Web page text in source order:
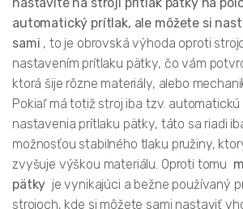
automatický prítlak, ale môžete si
sami , to je obrovská výhoda oproti
nastavením prítlaku pätky, čo vám
ktorá šije rôzne materiály, alebo
Pokiaľ má totiž stroj iba tzv.
nastavenia prítlaku pätky, táto sa riadi
možnosťou stabilného tlaku pružiny,
zvyšuje výškou materiálu. Oproti tomu
pätky je vynikajúci a bežne používaný
strojoch, kde si môžete sami nastaviť